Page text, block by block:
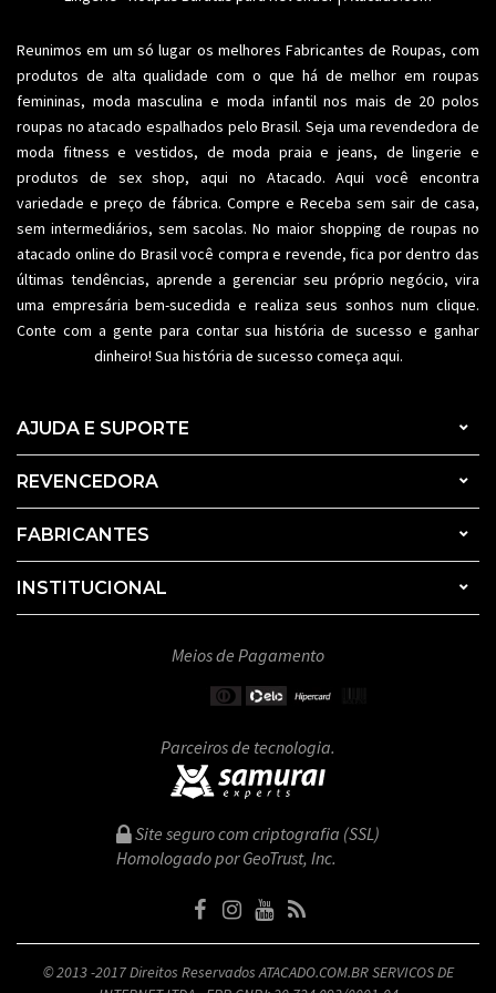
Reunimos em um só lugar os melhoresFabricantes de Roupas, com
produtos de alta qualidade com o que há de melhor em roupas
femininas, moda masculina e moda infantil nos mais de 20 polos
roupas no atacado espalhados pelo Brasil. Seja uma revendedora de
moda fitness e vestidos, de moda praia e jeans, de lingerie e
produtos de sex shop, aqui no Atacado. Aqui você encontra
variedade e preço de fábrica. Compre e Receba sem sair de casa,
sem intermediários, sem sacolas. No maior shopping de roupas no
atacado online do Brasil você compra e revende, fica por dentro das
últimas tendências, aprende a gerenciar seu próprio negócio, vira
uma empresária bem-sucedida e realiza seus sonhos num clique.
Conte com a gente para contar sua história de sucesso e ganhar
dinheiro! Sua história de sucesso começa aqui.
AJUDA E SUPORTE
REVENCEDORA
FABRICANTES
INSTITUCIONAL
Meios de Pagamento
Parceiros de tecnologia.
Site seguro com criptografia (SSL)
Homologado por GeoTrust, Inc.
© 2013 -2017 Direitos Reservados ATACADO.COM.BR SERVICOS DE